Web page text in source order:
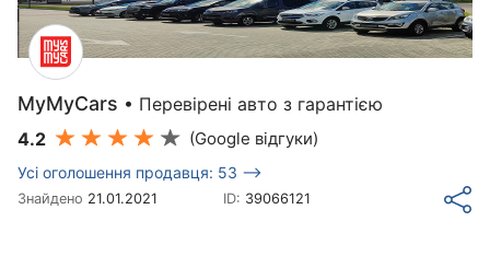
MyMyCars • Перевірені авто з гарантією
4.2
(Google відгуки)
Усі оголошення продавця: 53 -->
Знайдено 21.01.2021 ID: 39066121